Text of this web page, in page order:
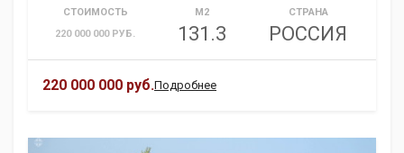
СТОИМОСТЬ
220 000 000 РУБ.
М2
131.3
СТРАНА
РОССИЯ
220 000 000 руб.Подробнее